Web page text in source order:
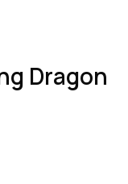
Dragon